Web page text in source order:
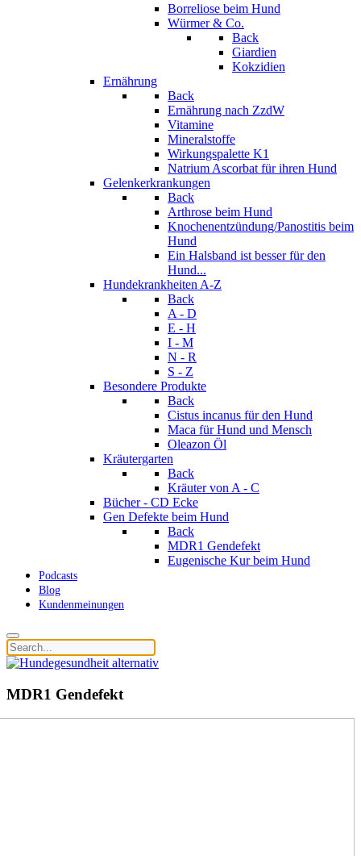
Borreliose beim Hund
Würmer & Co.
Back
Giardien
Kokzidien
Ernährung
Back
Ernährung nach ZzdW
Vitamine
Mineralstoffe
Wirkungspalette K1
Natrium Ascorbat für ihren Hund
Gelenkerkrankungen
Back
Arthrose beim Hund
Knochenentzündung/Panostitis beim
Hund
Ein Halsband ist besser für den
Hund...
Hundekrankheiten A-Z
Back
A - D
E - H
I - M
N - R
S - Z
Besondere Produkte
Back
Cistus incanus für den Hund
Maca für Hund und Mensch
Oleazon Öl
Kräutergarten
Back
Kräuter von A - C
Bücher - CD Ecke
Gen Defekte beim Hund
Back
MDR1 Gendefekt
Eugenische Kur beim Hund
Podcasts
Blog
Kundenmeinungen
MDR1 Gendefekt